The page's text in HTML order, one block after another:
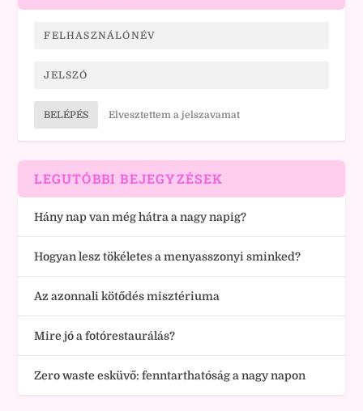
BELÉPÉS Elvesztettem a jelszavamat
LEGUTÓBBI BEJEGYZÉSEK
Hány nap van még hátra a nagy napig?
Hogyan lesz tökéletes a menyasszonyi sminked?
Az azonnali kötődés misztériuma
Mire jó a fotórestaurálás?
Zero waste esküvő: fenntarthatóság a nagy napon